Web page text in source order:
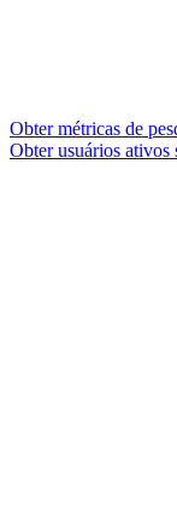
Obter métricas de
Obter usuários ativos